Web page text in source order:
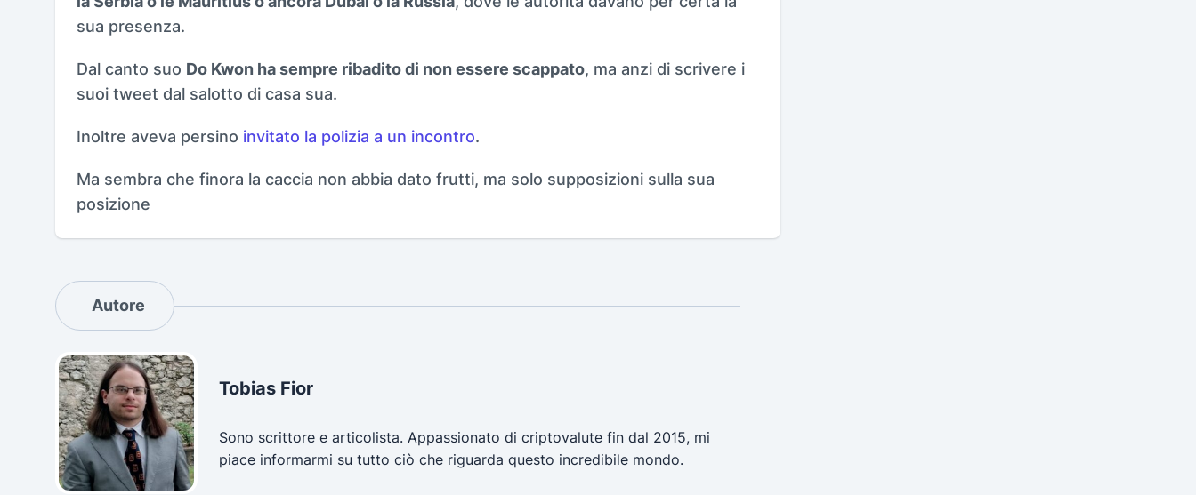
sua presenza.
Dal canto suo Do Kwon ha sempre ribadito di non essere scappato, ma anzi di scrivere i
suoi tweet dal salotto di casa sua.
Inoltre aveva persino invitato la polizia a un incontro.
Ma sembra che finora la caccia non abbia dato frutti, ma solo supposizioni sulla sua
posizione
Autore
Tobias Fior
Sono scrittore e articolista. Appassionato di criptovalute fin dal 2015, mi
piace informarmi su tutto ciò che riguarda questo incredibile mondo.